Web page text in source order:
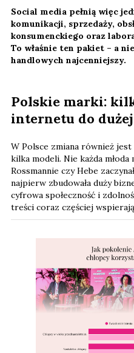
Social media pełnią więc
komunikacji, sprzedaży,
konsumenckiego oraz
To właśnie ten pakiet – a
handlowych najcenniejszy.
Polskie marki:
internetu do
W Polsce zmiana również
kilka modeli. Nie każda młoda
Rossmannie czy Hebe
najpierw zbudowała duży
cyfrowa społeczność i
treści coraz częściej